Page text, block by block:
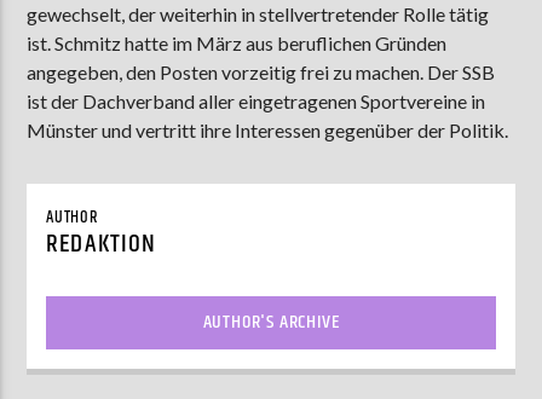
AKTUELLE SENDUNG
MOEBIUS
00:00 18:00
gewechselt, der weiterhin in stellvertretender Rolle tätig
ist. Schmitz hatte im März aus beruflichen Gründen
angegeben, den Posten vorzeitig frei zu machen. Der SSB
ist der Dachverband aller eingetragenen Sportvereine in
Münster und vertritt ihre Interessen gegenüber der Politik.
AUTHOR
REDAKTION
AUTHOR'S ARCHIVE